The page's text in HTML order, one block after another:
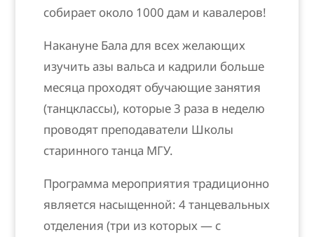
собирает около 1000 дам и кавалеров!
Накануне Бала для всех желающих
изучить азы вальса и кадрили больше
месяца проходят обучающие занятия
(танцклассы), которые 3 раза в неделю
проводят преподаватели Школы
старинного танца МГУ.
Программа мероприятия традиционно
является насыщенной: 4 танцевальных
отделения (три из которых — с